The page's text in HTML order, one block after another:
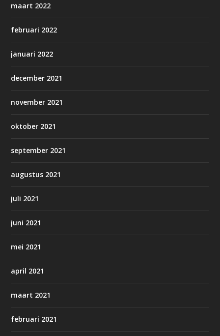
maart 2022
februari 2022
januari 2022
december 2021
november 2021
oktober 2021
september 2021
augustus 2021
juli 2021
juni 2021
mei 2021
april 2021
maart 2021
februari 2021